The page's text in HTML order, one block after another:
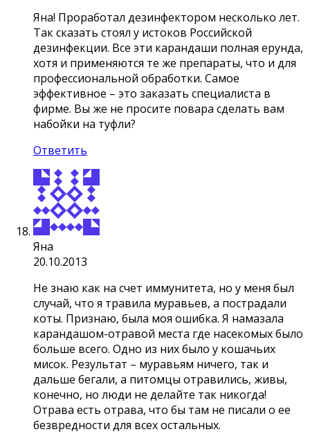
Яна! Проработал дезинфектором несколько лет.
Так сказать стоял у истоков Российской
дезинфекции. Все эти карандаши полная ерунда,
хотя и применяются те же препараты, что и для
профессиональной обработки. Самое
эффективное – это заказать специалиста в
фирме. Вы же не просите повара сделать вам
набойки на туфли?
Ответить
Яна
20.10.2013
Не знаю как на счет иммунитета, но у меня был
случай, что я травила муравьев, а пострадали
коты. Признаю, была моя ошибка. Я намазала
карандашом-отравой места где насекомых было
больше всего. Одно из них было у кошачьих
мисок. Результат – муравьям ничего, так и
дальше бегали, а питомцы отравились, живы,
конечно, но люди не делайте так никогда!
Отрава есть отрава, что бы там не писали о ее
безвредности для всех остальных.